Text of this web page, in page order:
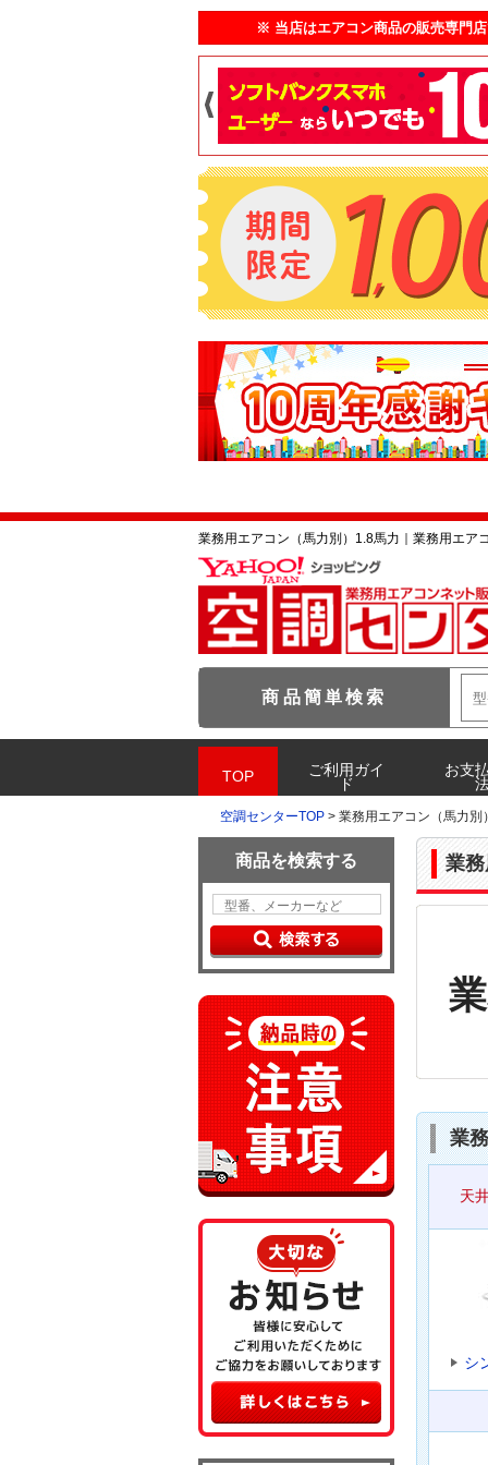
業務用エアコン（馬力別）1.8馬力｜業務用エア
空調センターTOP > 業務用エアコン（馬力別
業
業
天
シ